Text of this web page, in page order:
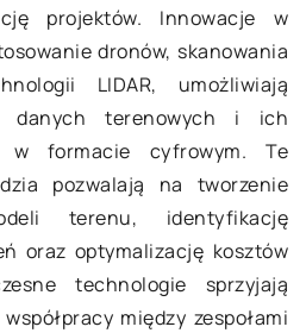
projektów. Innowacje w
dronów, skanowania
LIDAR, umożliwiają
danych terenowych i ich
w formacie cyfrowym. Te
pozwalają na tworzenie
terenu, identyfikację
oraz optymalizację kosztów
technologie sprzyjają
między zespołami